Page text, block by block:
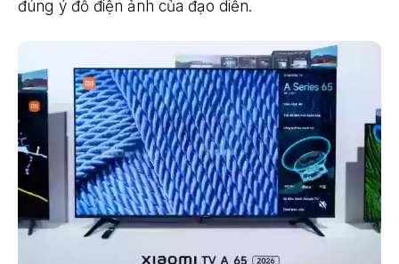
đúng ý đồ điện ảnh của đạo diễn.